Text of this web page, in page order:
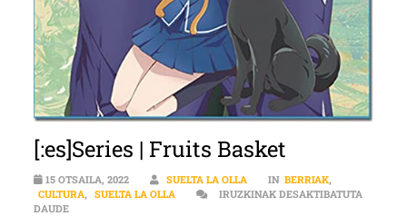
[:es]Series | Fruits Basket
15 OTSAILA, 2022 SUELTA LA OLLA IN BERRIAK,
CULTURA, SUELTA LA OLLA
IRUZKINAK DESAKTIBATUTA
DAUDE[:ES]SERIES | FRUITS BASKET SARRERAN